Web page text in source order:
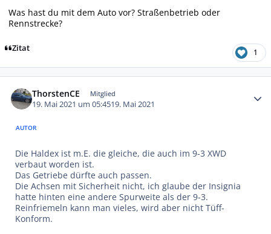
Was hast du mit dem Auto vor? Straßenbetrieb oder
Rennstrecke?
Zitat 1
ThorstenCE Mitglied
19. Mai 2021 um 05:4519. Mai 2021
AUTOR
Die Haldex ist m.E. die gleiche, die auch im 9-3 XWD
verbaut worden ist.
Das Getriebe dürfte auch passen.
Die Achsen mit Sicherheit nicht, ich glaube der Insignia
hatte hinten eine andere Spurweite als der 9-3.
Reinfriemeln kann man vieles, wird aber nicht Tüff-
Konform.